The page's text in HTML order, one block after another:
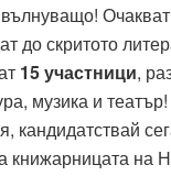
до скритото
15 участници,
музика и
книжарницата на